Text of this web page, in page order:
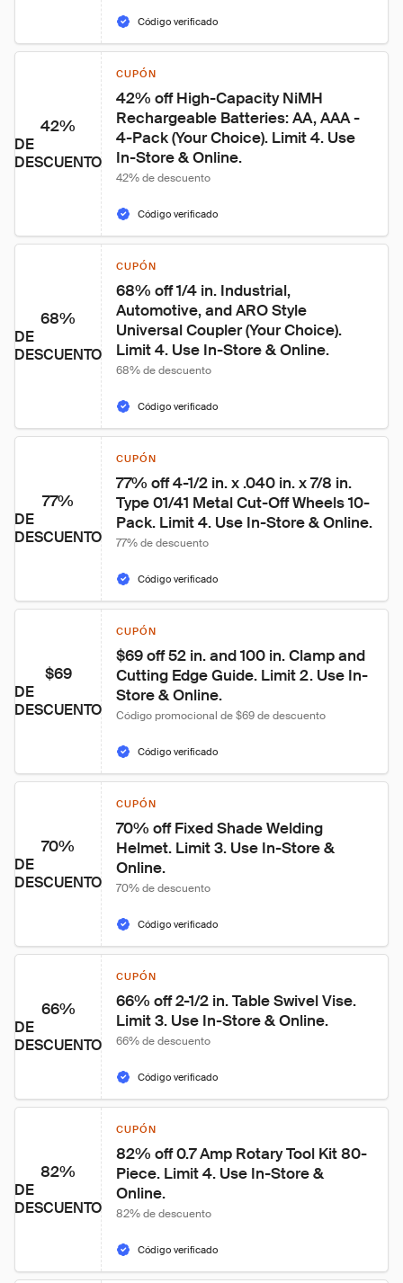
Código verificado
42%
DE
DESCUENTO
CUPÓN
42% off High-Capacity NiMH
Rechargeable Batteries: AA, AAA -
4-Pack (Your Choice). Limit 4. Use
In-Store & Online.
42% de descuento
Código verificado
68%
DE
DESCUENTO
CUPÓN
68% off 1/4 in. Industrial,
Automotive, and ARO Style
Universal Coupler (Your Choice).
Limit 4. Use In-Store & Online.
68% de descuento
Código verificado
77%
DE
DESCUENTO
CUPÓN
77% off 4-1/2 in. x .040 in. x 7/8 in.
Type 01/41 Metal Cut-Off Wheels 10-
Pack. Limit 4. Use In-Store & Online.
77% de descuento
Código verificado
$69
DE
DESCUENTO
CUPÓN
$69 off 52 in. and 100 in. Clamp and
Cutting Edge Guide. Limit 2. Use In-
Store & Online.
Código promocional de $69 de descuento
Código verificado
70%
DE
DESCUENTO
CUPÓN
70% off Fixed Shade Welding
Helmet. Limit 3. Use In-Store &
Online.
70% de descuento
Código verificado
66%
DE
DESCUENTO
CUPÓN
66% off 2-1/2 in. Table Swivel Vise.
Limit 3. Use In-Store & Online.
66% de descuento
Código verificado
82%
DE
DESCUENTO
CUPÓN
82% off 0.7 Amp Rotary Tool Kit 80-
Piece. Limit 4. Use In-Store &
Online.
82% de descuento
Código verificado